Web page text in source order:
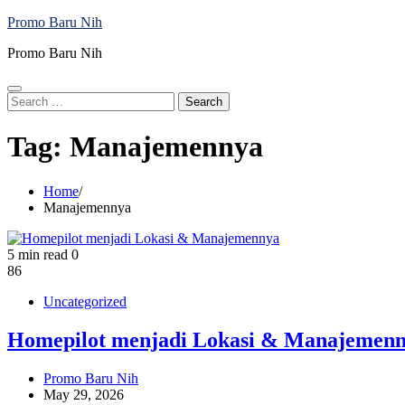
Skip
content
Promo Baru Nih
Promo Baru Nih
Search
for:
Tag: Manajemennya
Home
Manajemennya
5 min read 0
86
Uncategorized
Homepilot menjadi Lokasi &
Promo Baru Nih
May 29, 2026